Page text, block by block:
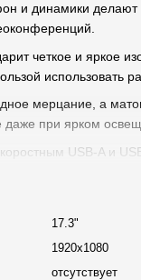
и динамики делают
четкое и яркое
использовать
мерцание, а
даже при ярком
USB-A и
с
работу.
17.3"
1920x1080
отсутствует